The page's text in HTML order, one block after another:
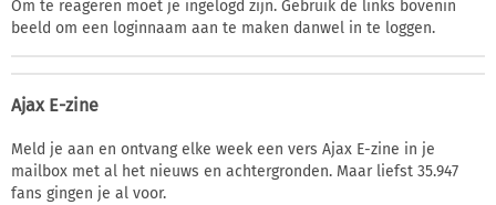
Om te reageren moet je ingelogd zijn. Gebruik de links bovenin
beeld om een loginnaam aan te maken danwel in te loggen.
Ajax E-zine
Meld je aan en ontvang elke week een vers Ajax E-zine in je
mailbox met al het nieuws en achtergronden. Maar liefst 35.947
fans gingen je al voor.